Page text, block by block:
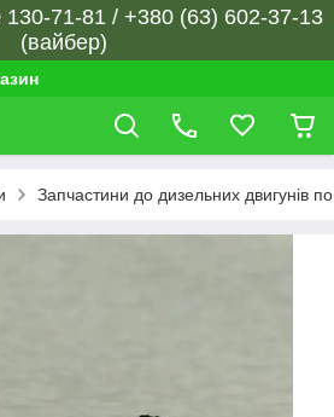
71-81 / +380 (63) 602-37-13
(вайбер)
Запчастини до дизельних двигунів